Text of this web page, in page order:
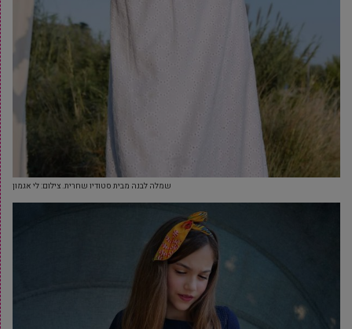
שמלה לבנה מבית סטודיו שחרית. צילום: לי אגמון